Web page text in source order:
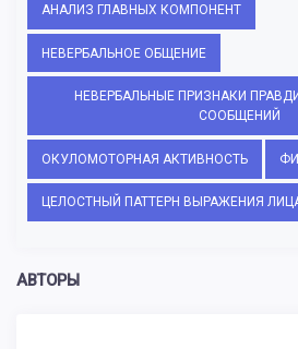
АНАЛИЗ ГЛАВНЫХ КОМПОНЕНТ
НЕВЕРБАЛЬНОЕ ОБЩЕНИЕ
НЕВЕРБАЛЬНЫЕ ПРИЗНАКИ
СООБЩЕНИЙ
ОКУЛОМОТОРНАЯ АКТИВНОСТЬ
ЦЕЛОСТНЫЙ ПАТТЕРН ВЫРАЖЕНИЯ
АВТОРЫ